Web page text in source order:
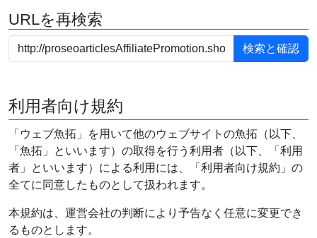
URLを再検索
利用者向け規約
「ウェブ魚拓」を用いて他のウェブサイトの魚拓（以下、
「魚拓」といいます）の取得を行う利用者（以下、「利用
者」といいます）による利用には、「利用者向け規約」の
全てに同意したものとして扱われます。
本規約は、運営会社の判断により予告なく任意に変更でき
るものとします。